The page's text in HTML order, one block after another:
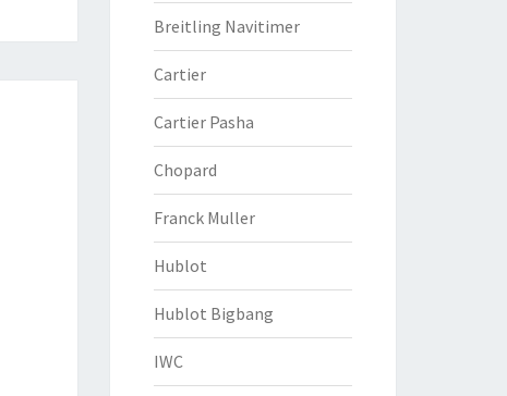
Breitling Navitimer
Cartier
Cartier Pasha
Chopard
Franck Muller
Hublot
Hublot Bigbang
IWC